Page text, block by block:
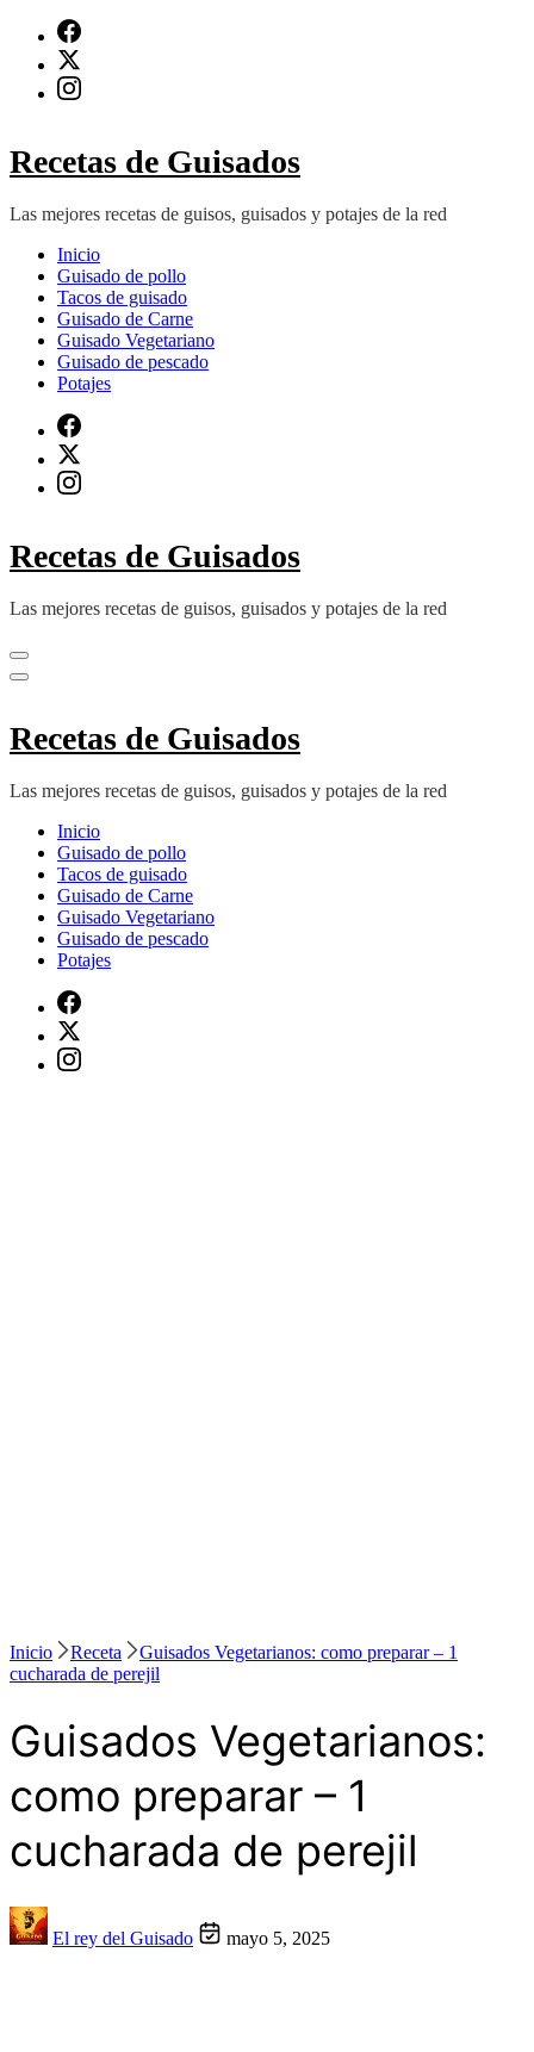
contenido
(presiona
Recetas de Guisados
Las mejores recetas de guisos, guisados y potajes de la red
Inicio
Guisado de pollo
Tacos de guisado
Guisado de Carne
Guisado Vegetariano
Guisado de pescado
Potajes
Recetas de Guisados
Las mejores recetas de guisos, guisados y potajes de la red
Recetas de Guisados
Las mejores recetas de guisos, guisados y potajes de la red
Inicio
Guisado de pollo
Tacos de guisado
Guisado de Carne
Guisado Vegetariano
Guisado de pescado
Potajes
Inicio Receta
Guisados Vegetarianos: como preparar – 1
cucharada de perejil
Guisados Vegetarianos:
como preparar – 1
cucharada de perejil
El rey del Guisado mayo 5, 2025